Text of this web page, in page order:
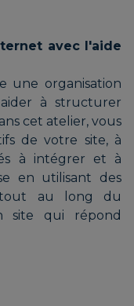
avec l'aide
une organisation
à structurer
cet atelier, vous
de votre site, à
à intégrer et à
en utilisant des
tout au long du
site qui répond